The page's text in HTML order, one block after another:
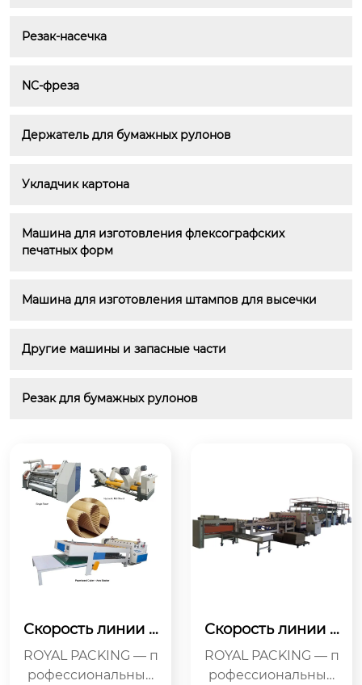
Резак-насечка
NC-фреза
Держатель для бумажных рулонов
Укладчик картона
Машина для изготовления флексографских
печатных форм
Машина для изготовления штампов для высечки
Другие машины и запасные части
Резак для бумажных рулонов
Скорость линии о
дносторонней об
резки 60 м/мин
ROYAL PACKING — п
рофессиональный
Скорость линии о
дносторонней об
резки 150 м/мин
ROYAL PACKING — п
рофессиональный